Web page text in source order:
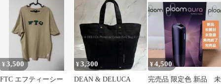
ージュ
ぴ ハンドタオル
め
¥3,500
FTC エフティーシー
¥3,300
DEAN & DELUCA
¥4,500
完売品 限定色 新品 未